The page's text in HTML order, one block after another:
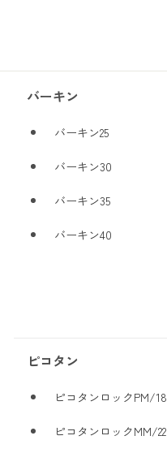
バーキン
バーキン25
バーキン30
バーキン35
バーキン40
ピコタン
ピコタンロックPM/18
ピコタンロックMM/22